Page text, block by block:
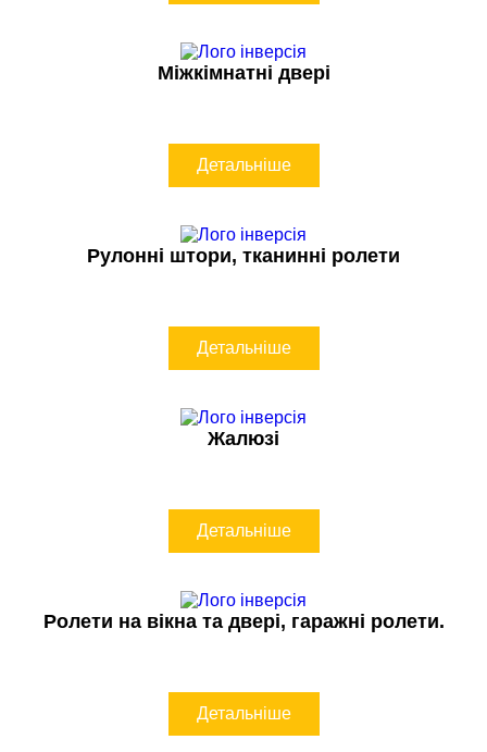
Міжкімнатні двері
Детальніше
Рулонні штори, тканинні ролети
Детальніше
Жалюзі
Детальніше
Ролети на вікна та двері, гаражні ролети.
Детальніше